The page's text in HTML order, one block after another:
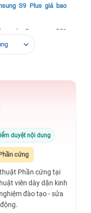
S9 Plus giá bao
pin Samsung S21
khách hàng đánh giá
duyệt nội dung
cứng
Phần cứng tại
viên dày dặn kinh
đào tạo - sửa